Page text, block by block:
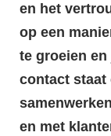
en het
op een
te groeien
contact staat
en met